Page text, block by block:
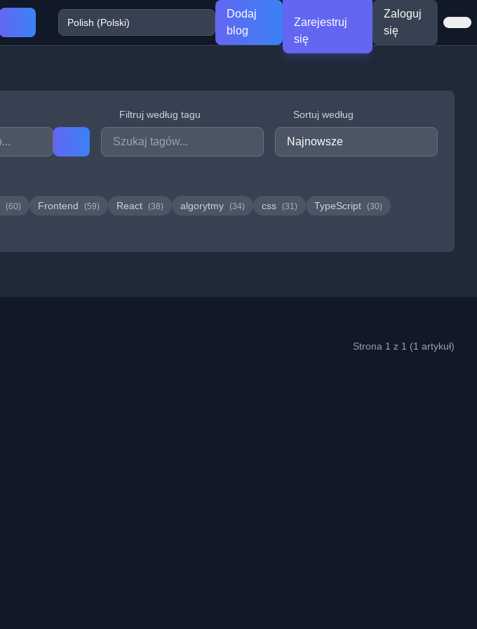
Dodaj
blog
Zarejestruj
się
Zaloguj
się
Filtruj według tagu Sortuj według
(60) Frontend (59) React (38) algorytmy (34) css (31) TypeScript (30)
Strona 1 z 1 (1 artykuł)